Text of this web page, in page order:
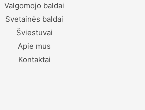
Valgomojo baldai
Svetainės baldai
Šviestuvai
Apie mus
Kontaktai